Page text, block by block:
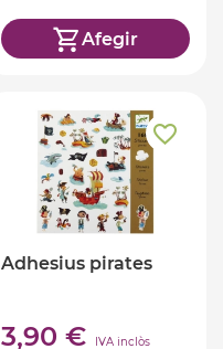
Afegir
Adhesius pirates
3,90 € IVA inclòs